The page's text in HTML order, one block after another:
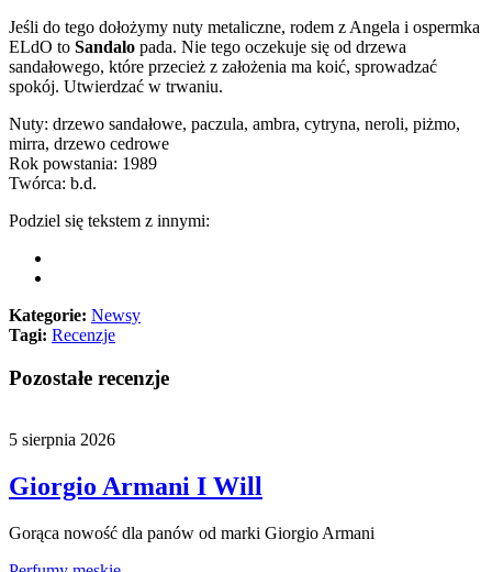
Jeśli do tego dołożymy nuty metaliczne, rodem z Angela i ospermka
ELdO to Sandalo pada. Nie tego oczekuje się od drzewa
sandałowego, które przecież z założenia ma koić, sprowadzać
spokój. Utwierdzać w trwaniu.
Nuty: drzewo sandałowe, paczula, ambra, cytryna, neroli, piżmo,
mirra, drzewo cedrowe
Rok powstania: 1989
Twórca: b.d.
Podziel się tekstem z innymi:
Kategorie: Newsy
Tagi: Recenzje
Pozostałe recenzje
5 sierpnia 2026
Giorgio Armani I Will
Gorąca nowość dla panów od marki Giorgio Armani